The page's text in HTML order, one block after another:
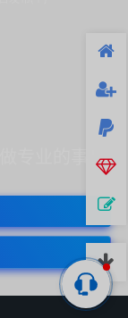
专业的事！